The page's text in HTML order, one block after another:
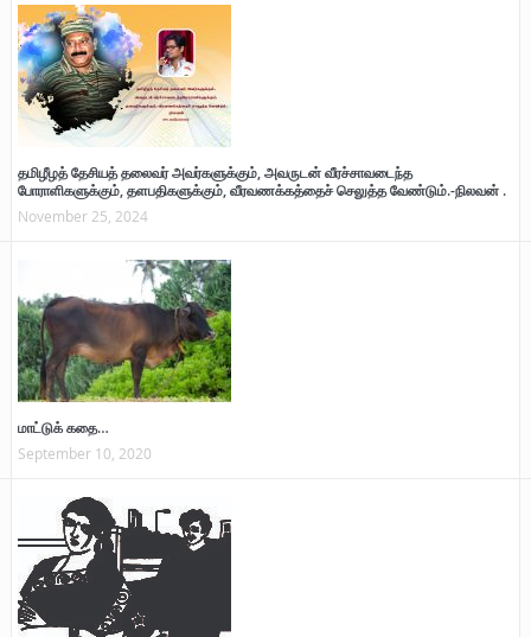
தமிழீழத் தேசியத் தலைவர் அவர்களுக்கும், அவருடன் வீரச்சாவடைந்த
போராளிகளுக்கும், தளபதிகளுக்கும், வீரவணக்கத்தைச் செலுத்த வேண்டும்.-நிலவன் .
November 25, 2024
மாட்டுக் கதை…
September 10, 2020